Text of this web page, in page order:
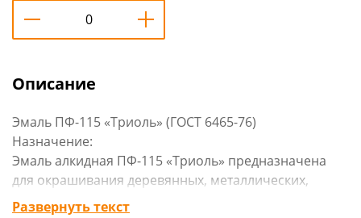
Описание
Эмаль ПФ-115 «Триоль» (ГОСТ 6465-76)
Назначение:
Эмаль алкидная ПФ-115 «Триоль» предназначена
для окрашивания деревянных, металлических,
оштукатуренных поверхностей, эксплуатирующихся
Развернуть текст